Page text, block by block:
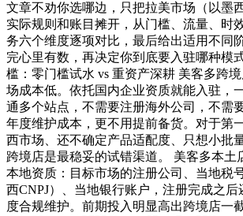
文章不劝你选哪边，只把拉美市场（以墨
实际规则和账目摊开，从门槛、流量、时
务六个维度逐项对比，最后给出适用不同
完心里有数，再决定你到底要入驻哪种模
槛：零门槛试水 vs 重资产深耕 美客多跨
场成本低。依托国内企业资质就能入驻，
通多个站点，不需要注册海外公司，不需
年度维护成本，更不用提前备货。对于第
西市场、还不确定产品适配度、只想小批
跨境店是最稳妥的试错渠道。 美客多本土
本地资质：目标市场的注册公司、当地税
西CNPJ）、当地银行账户，注册完成之
度合规维护。前期投入明显高出跨境店一